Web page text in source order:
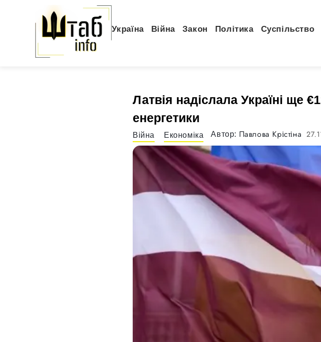
Україна Війна Закон Політика Суспільство
Латвія надіслала Україні ще
енергетики
Війна Економіка Автор: Павлова Крістіна